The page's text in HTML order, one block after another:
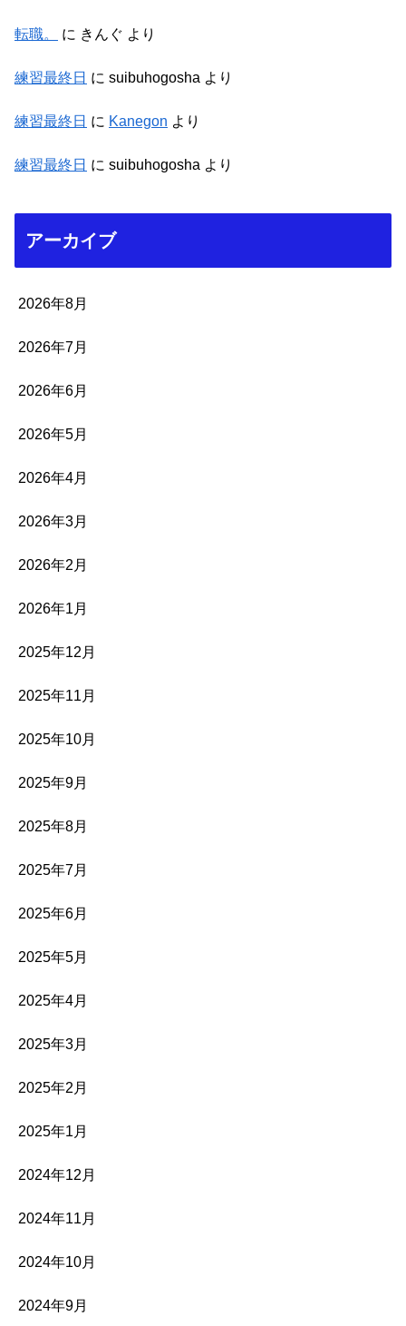
転職。 に きんぐ より
練習最終日 に suibuhogosha より
練習最終日 に Kanegon より
練習最終日 に suibuhogosha より
アーカイブ
2026年8月
2026年7月
2026年6月
2026年5月
2026年4月
2026年3月
2026年2月
2026年1月
2025年12月
2025年11月
2025年10月
2025年9月
2025年8月
2025年7月
2025年6月
2025年5月
2025年4月
2025年3月
2025年2月
2025年1月
2024年12月
2024年11月
2024年10月
2024年9月